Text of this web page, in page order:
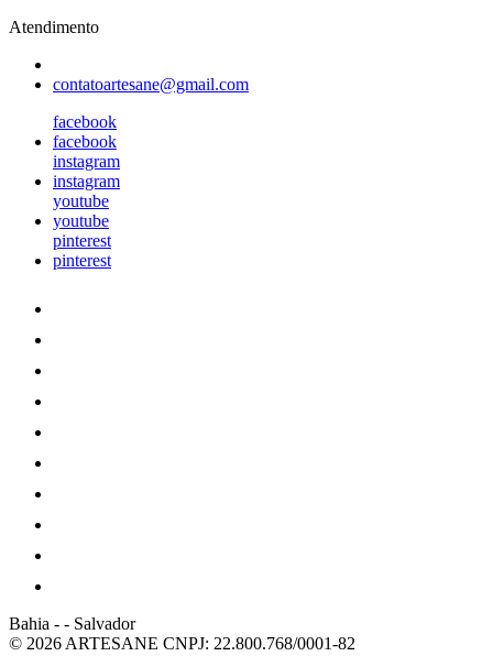
Atendimento
contatoartesane@gmail.com
facebook
facebook
instagram
instagram
youtube
youtube
pinterest
pinterest
Bahia - - Salvador
© 2026 ARTESANE CNPJ: 22.800.768/0001-82